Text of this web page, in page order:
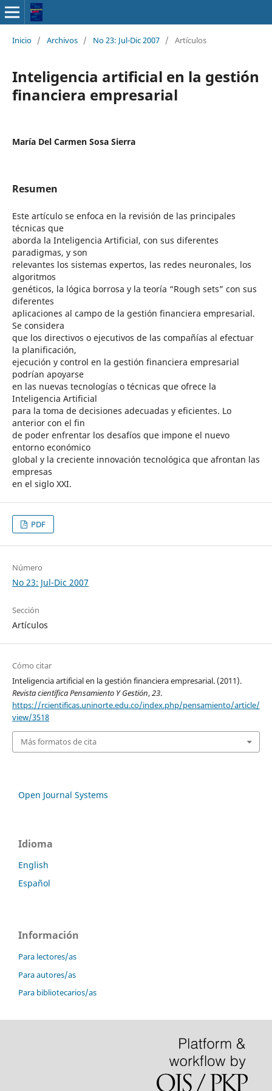
Inicio / Archivos / No 23: Jul-Dic 2007 / Artículos
Inteligencia artificial en la gestión
financiera empresarial
María Del Carmen Sosa Sierra
Resumen
Este artículo se enfoca en la revisión de las principales
técnicas que
aborda la Inteligencia Artificial, con sus diferentes
paradigmas, y son
relevantes los sistemas expertos, las redes neuronales, los
algoritmos
genéticos, la lógica borrosa y la teoría “Rough sets” con sus
diferentes
aplicaciones al campo de la gestión financiera empresarial.
Se considera
que los directivos o ejecutivos de las compañías al efectuar
la planificación,
ejecución y control en la gestión financiera empresarial
podrían apoyarse
en las nuevas tecnologías o técnicas que ofrece la
Inteligencia Artificial
para la toma de decisiones adecuadas y eficientes. Lo
anterior con el fin
de poder enfrentar los desafíos que impone el nuevo
entorno económico
global y la creciente innovación tecnológica que afrontan las
empresas
en el siglo XXI.
PDF
Número
No 23: Jul-Dic 2007
Sección
Artículos
Cómo citar
Inteligencia artificial en la gestión financiera empresarial. (2011).
Revista científica Pensamiento Y Gestión,23.
https://rcientificas.uninorte.edu.co/index.php/pensamiento/article/
view/3518
Más formatos de cita
Open Journal Systems
Idioma
English
Español
Información
Para lectores/as
Para autores/as
Para bibliotecarios/as